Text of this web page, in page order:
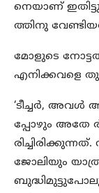
നെയാണ്
ത്തിനു
മോളുടെ
എനിക്കവളെ
‘ടീച്ചര്‍, അവള്‍
പ്പോഴും അതേ
ജോലിയും